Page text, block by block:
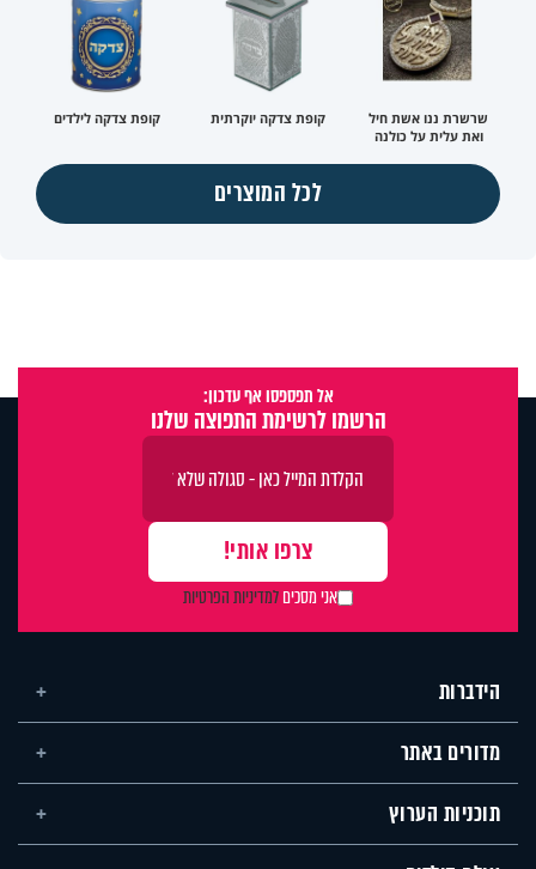
שרשרת ננו אשת חיל
ואת עלית על כולנה
קופת צדקה יוקרתית קופת צדקה לילדים
לכל המוצרים
אל תפספסו אף עדכון:
הרשמו לרשימת התפוצה שלנו
אני מסכיםלמדיניות הפרטיות
הידברות
מדורים באתר
תוכניות הערוץ